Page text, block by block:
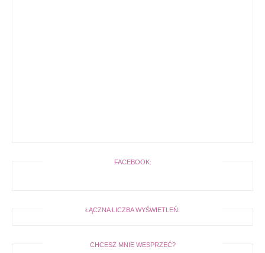
FACEBOOK:
ŁĄCZNA LICZBA WYŚWIETLEŃ:
CHCESZ MNIE WESPRZEĆ?